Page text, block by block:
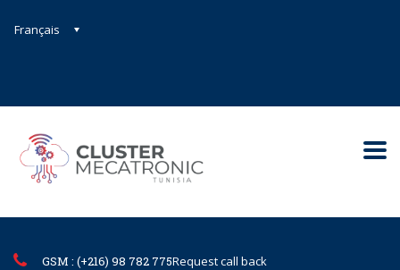
Français
GSM : (+216) 98 782 775Request call back